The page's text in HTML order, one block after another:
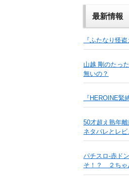
最新情報
『ふたなり怪
山越 剛のたっ
無いの？
『HEROINE
50才超え熟年
ネタバレとレビ
パチスロ-赤ド
そ！？ ２ちゃ